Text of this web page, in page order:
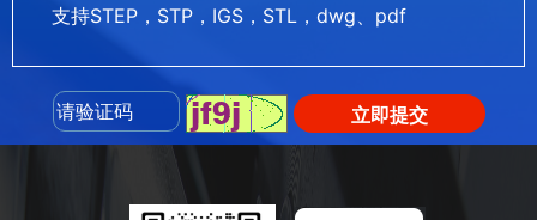
支持STEP，STP，IGS，STL，dwg、pdf
立即提交